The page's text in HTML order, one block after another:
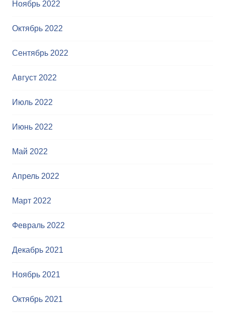
Ноябрь 2022
Октябрь 2022
Сентябрь 2022
Август 2022
Июль 2022
Июнь 2022
Май 2022
Апрель 2022
Март 2022
Февраль 2022
Декабрь 2021
Ноябрь 2021
Октябрь 2021